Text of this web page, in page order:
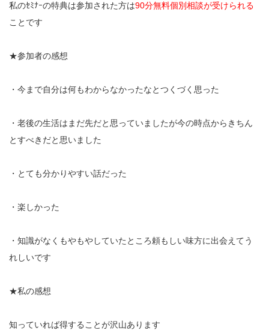
私のｾﾐﾅｰの特典は参加された方は90分無料個別相談が受けられる
ことです
★参加者の感想
・今まで自分は何もわからなかったなとつくづく思った
・老後の生活はまだ先だと思っていましたが今の時点からきちん
とすべきだと思いました
・とても分かりやすい話だった
・楽しかった
・知識がなくもやもやしていたところ頼もしい味方に出会えてう
れしいです
★私の感想
知っていれば得することが沢山あります